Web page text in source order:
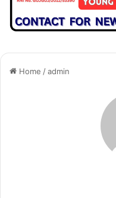
Home /admin